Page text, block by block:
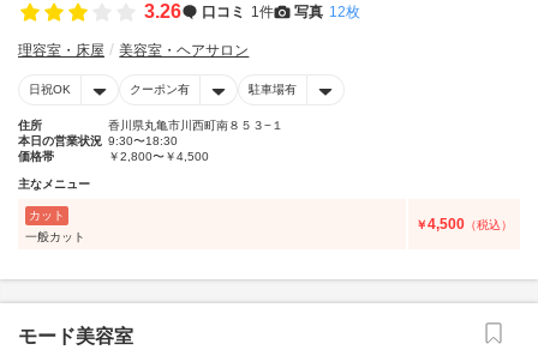
3.26 口コミ 1件 写真 12枚
理容室・床屋 美容室・ヘアサロン
日祝OK クーポン有 駐車場有
住所
香川県丸亀市川西町南８５３−１
本日の営業状況 9:30〜18:30
価格帯
￥2,800〜￥4,500
主なメニュー
カット
一般カット
￥4,500 （税込）
モード美容室